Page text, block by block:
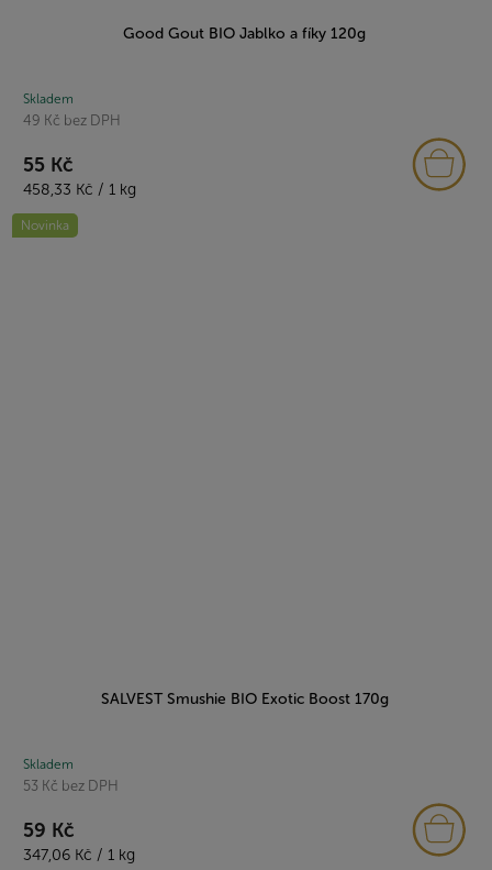
Good Gout BIO Jablko a fíky 120g
Skladem
49 Kč bez DPH
55 Kč
Měrná
cena:
458,33 Kč / 1 kg
Novinka
SALVEST Smushie BIO Exotic Boost 170g
Skladem
53 Kč bez DPH
59 Kč
Měrná
347,06 Kč / 1 kg